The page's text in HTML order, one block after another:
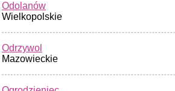
Odolanów
Wielkopolskie
Odrzywol
Mazowieckie